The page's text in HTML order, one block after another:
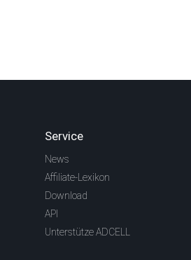
Service
News
Affiliate-Lexikon
Download
API
Unterstütze ADCELL